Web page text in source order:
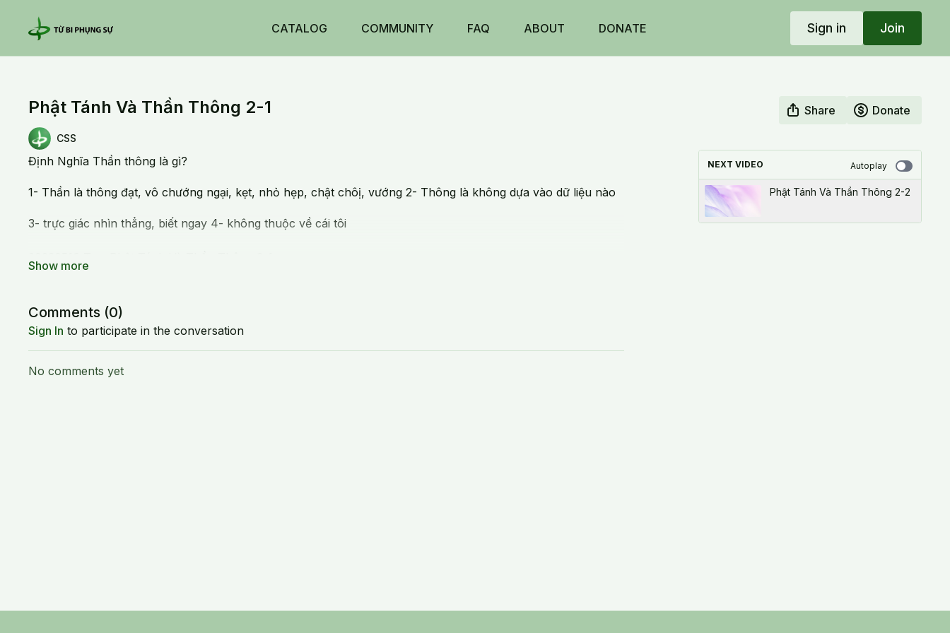
CATALOG COMMUNITY FAQ ABOUT DONATE Sign in Join
Phật Tánh Và Thần Thông 2-1 Share Donate
CSS
Định Nghĩa Thần thông là gì?
1- Thần là thông đạt, vô chướng ngại, kẹt, nhỏ hẹp, chật chôị, vướng 2- Thông là không dựa vào dữ liệu nào
3- trực giác nhìn thẳng, biết ngay 4- không thuộc về cái tôi
Comments (0)
Sign In to participate in the conversation
No comments yet
NEXT VIDEO Autoplay
Phật Tánh Và Thần Thông 2-2